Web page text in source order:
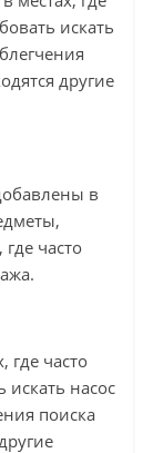
искать
другие
в
часто
где часто
насос
поиска